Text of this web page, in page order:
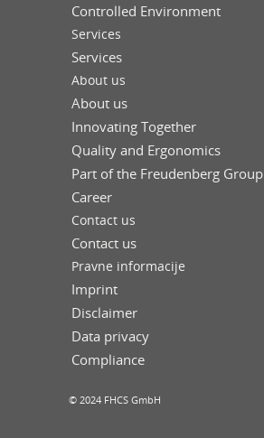
Controlled Environment
Services
Services
About us
About us
Innovating Together
Quality and Ergonomics
Part of the Freudenberg Group
Career
Contact us
Contact us
Pravne informacije
Imprint
Disclaimer
Data privacy
Compliance
© 2024 FHCS GmbH